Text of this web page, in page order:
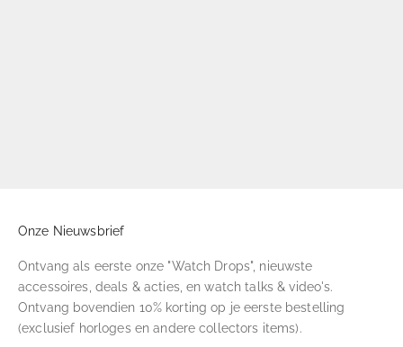
Onze Nieuwsbrief
Ontvang als eerste onze "Watch Drops", nieuwste
accessoires, deals & acties, en watch talks & video's.
Ontvang bovendien 10% korting op je eerste bestelling
(exclusief horloges en andere collectors items).